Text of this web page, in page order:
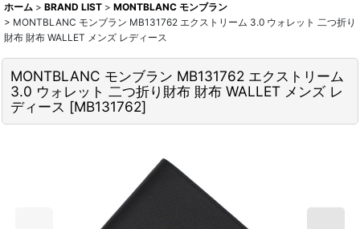
ホーム > BRAND LIST > MONTBLANC モンブラン
> MONTBLANC モンブラン MB131762 エクストリーム 3.0 ウォレット 二つ折り
財布 財布 WALLET メンズ レディース
MONTBLANC モンブラン MB131762 エクストリーム
3.0 ウォレット 二つ折り財布 財布 WALLET メンズ レ
ディース [MB131762]